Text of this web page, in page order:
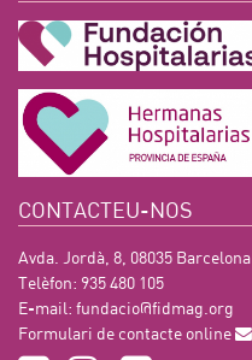
CONTACTEU-NOS
Avda. Jordà, 8, 08035 Barcelona
Telèfon: 935 480 105
E-mail: fundacio@fidmag.org
Formulari de contacte online